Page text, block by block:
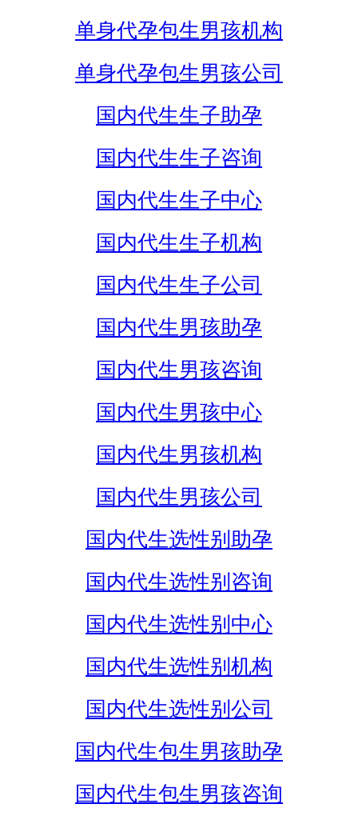
单身代孕包生男孩机构
单身代孕包生男孩公司
国内代生生子助孕
国内代生生子咨询
国内代生生子中心
国内代生生子机构
国内代生生子公司
国内代生男孩助孕
国内代生男孩咨询
国内代生男孩中心
国内代生男孩机构
国内代生男孩公司
国内代生选性别助孕
国内代生选性别咨询
国内代生选性别中心
国内代生选性别机构
国内代生选性别公司
国内代生包生男孩助孕
国内代生包生男孩咨询